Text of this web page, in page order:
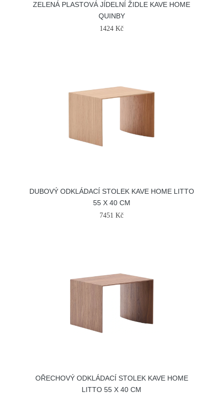
ZELENÁ PLASTOVÁ JÍDELNÍ ŽIDLE KAVE HOME
QUINBY
1424 Kč
DUBOVÝ ODKLÁDACÍ STOLEK KAVE HOME LITTO
55 X 40 CM
7451 Kč
OŘECHOVÝ ODKLÁDACÍ STOLEK KAVE HOME
LITTO 55 X 40 CM